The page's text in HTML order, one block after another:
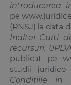
introducerea
pe
(RNSJ) la data
Inaltei Curti
recursuri.
publicat pe
studii juridice
Conditiile